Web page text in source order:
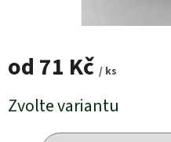
od 71 Kč / ks
Měrná
cena:
Zvolte variantu